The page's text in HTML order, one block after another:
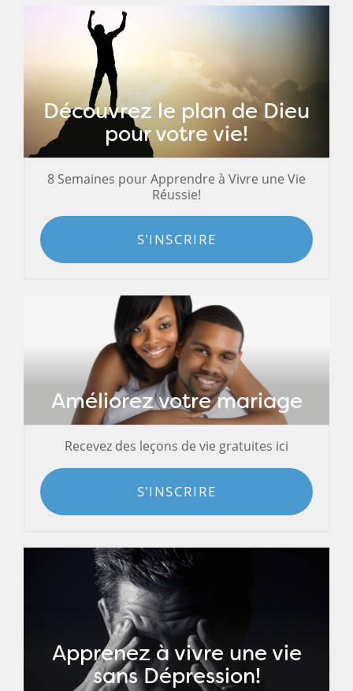
Découvrez le plan de Dieu
pour votre vie!
8 Semaines pour Apprendre à Vivre une Vie
Réussie!
S'INSCRIRE
Améliorez votre mariage
Recevez des leçons de vie gratuites ici
S'INSCRIRE
Apprenez à vivre une vie
sans Dépression!